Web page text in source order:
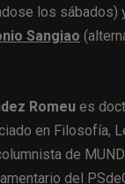
los sábados)
Sangiao
Romeu es
en Filosofía,
de
del